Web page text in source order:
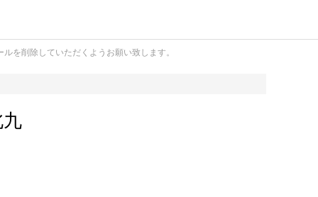
を削除していただくようお願い致します。